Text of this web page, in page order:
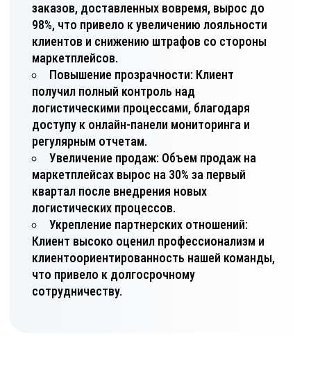
заказов, доставленных вовремя, вырос до
98%, что привело к увеличению лояльности
клиентов и снижению штрафов со стороны
маркетплейсов.
Повышение прозрачности: Клиент
получил полный контроль над
логистическими процессами, благодаря
доступу к онлайн-панели мониторинга и
регулярным отчетам.
Увеличение продаж: Объем продаж на
маркетплейсах вырос на 30% за первый
квартал после внедрения новых
логистических процессов.
Укрепление партнерских отношений:
Клиент высоко оценил профессионализм и
клиентоориентированность нашей команды,
что привело к долгосрочному
сотрудничеству.